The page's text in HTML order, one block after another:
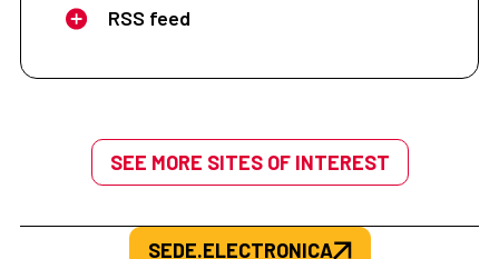
RSS feed
SEE MORE SITES OF INTEREST
SEDE.ELECTRONICA